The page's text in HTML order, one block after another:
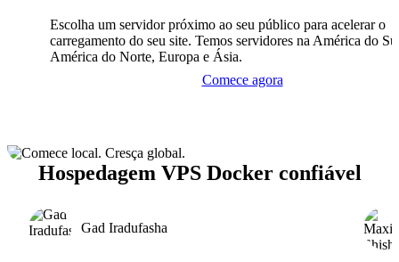
Escolha um servidor próximo ao seu público para acelerar o
carregamento do seu site. Temos servidores na América do
América do Norte, Europa e Ásia.
Comece agora
Hospedagem VPS Docker confiável
Gad Iradufasha